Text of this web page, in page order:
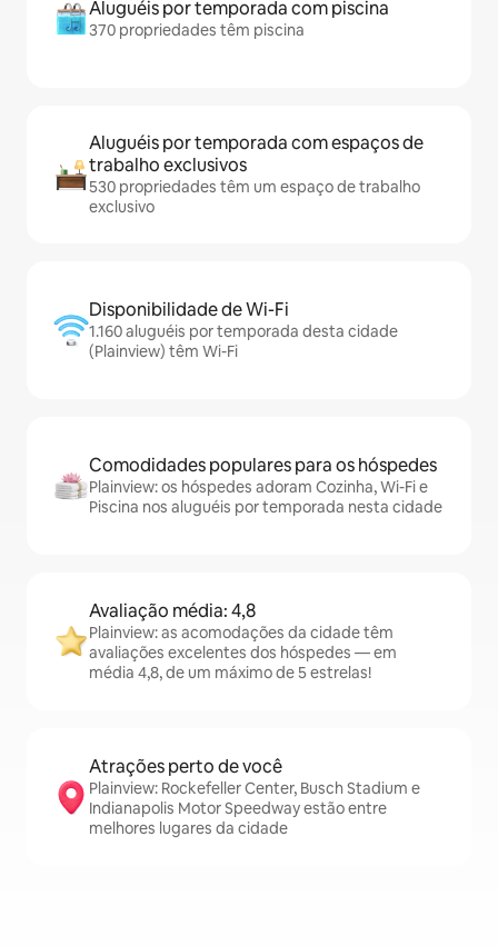
Aluguéis por temporada com piscina
370 propriedades têm piscina
Aluguéis por temporada com espaços de
trabalho exclusivos
530 propriedades têm um espaço de trabalho
exclusivo
Disponibilidade de Wi-Fi
1.160 aluguéis por temporada desta cidade
(Plainview) têm Wi-Fi
Comodidades populares para os hóspedes
Plainview: os hóspedes adoram Cozinha, Wi-Fi e
Piscina nos aluguéis por temporada nesta cidade
Avaliação média: 4,8
Plainview: as acomodações da cidade têm
avaliações excelentes dos hóspedes — em
média 4,8, de um máximo de 5 estrelas!
Atrações perto de você
Plainview: Rockefeller Center, Busch Stadium e
Indianapolis Motor Speedway estão entre
melhores lugares da cidade